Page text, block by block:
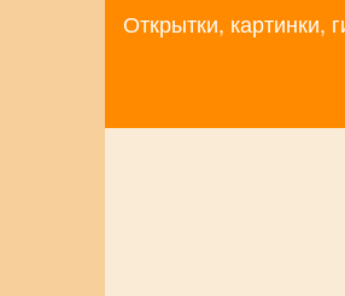
Открытки, картинки,